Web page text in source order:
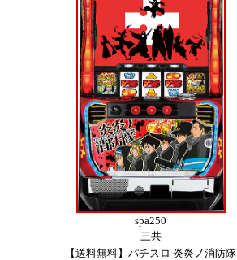
spa250
三共
【送料無料】パチスロ 炎炎ノ消防隊